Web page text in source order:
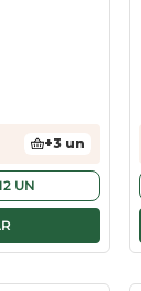
+3 un
UN